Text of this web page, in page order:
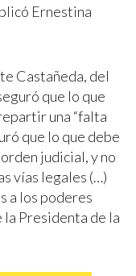
Ernestina
Castañeda, del
que lo que
una “falta
que lo que debe
judicial, y no
vías legales (…)
a los poderes
la Presidenta de la